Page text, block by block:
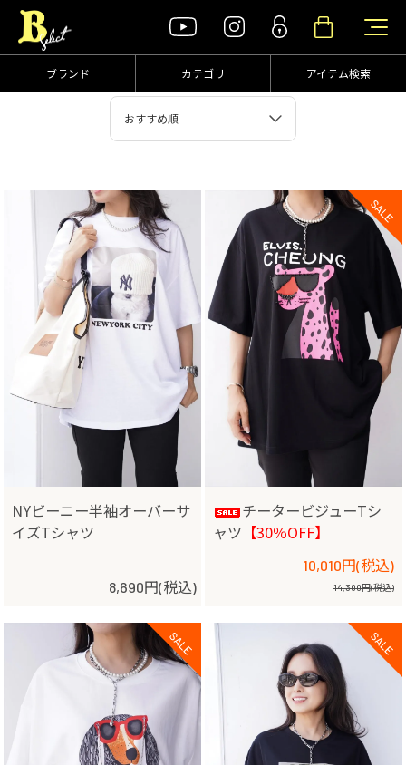
ブランド カテゴリ アイテム検索
おすすめ順
NYビーニー半袖オーバーサ
イズTシャツ
8,690円(税込)
チータービジューTシ
ャツ 【30％OFF】
10,010円(税込)
14,300円(税込)